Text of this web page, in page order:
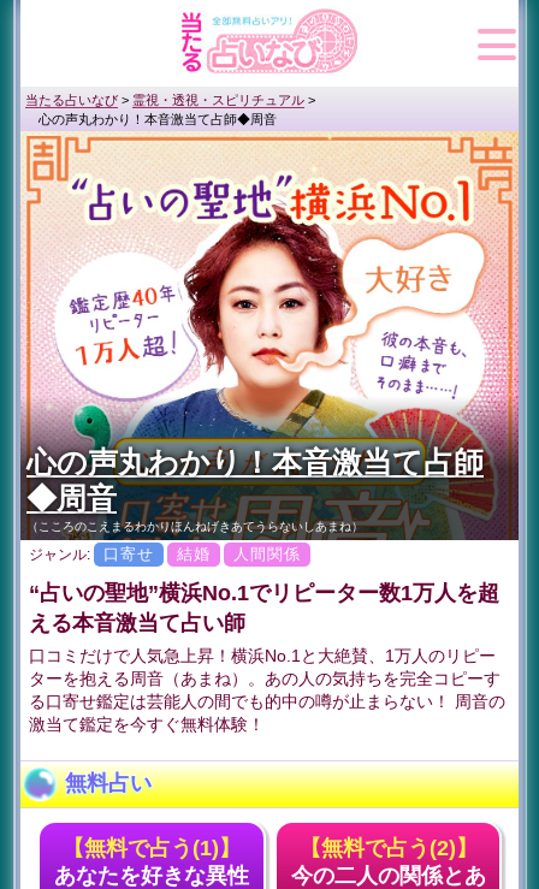
当たる占いなび > 霊視・透視・スピリチュアル >
心の声丸わかり！本音激当て占師◆周音
心の声丸わかり！本音激当て占師
◆周音
（こころのこえまるわかりほんねげきあてうらないしあまね）
ジャンル: 口寄せ 結婚 人間関係
“占いの聖地”横浜No.1でリピーター数1万人を超
える本音激当て占い師
口コミだけで人気急上昇！横浜No.1と大絶賛、1万人のリピー
ターを抱える周音（あまね）。あの人の気持ちを完全コピーす
る口寄せ鑑定は芸能人の間でも的中の噂が止まらない！ 周音の
激当て鑑定を今すぐ無料体験！
無料占い
【無料で占う(1)】
あなたを好きな異性
【無料で占う(2)】
今の二人の関係とあ